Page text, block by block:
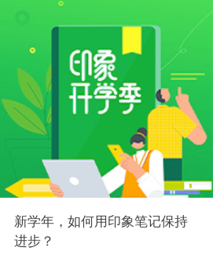
新学年，如何用印象笔记保持
进步？